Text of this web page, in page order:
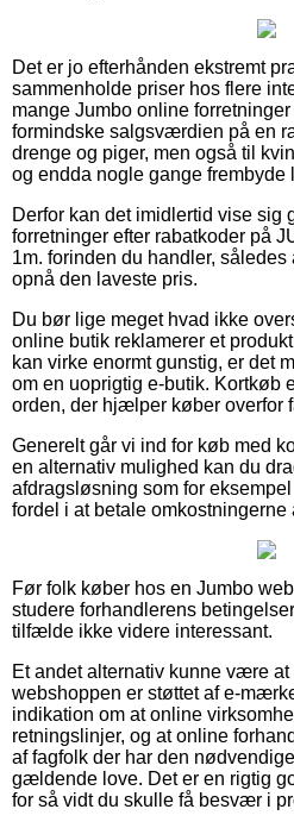
Det er jo efterhånden ekstremt
sammenholde priser hos flere
mange Jumbo online
formindske salgsværdien på en
drenge og piger, men også til
og endda nogle gange frembyde
Derfor kan det imidlertid vise sig
forretninger efter rabatkoder på
1m. forinden du handler,
opnå den laveste pris.
Du bør lige meget hvad ikke
online butik reklamerer et
kan virke enormt gunstig, er det
om en uoprigtig e-butik. Kortkøb
orden, der hjælper køber overfor
Generelt går vi ind for køb med
en alternativ mulighed kan du
afdragsløsning som for
fordel i at betale omkostningerne
Før folk køber hos en Jumbo
studere forhandlerens
tilfælde ikke videre interessant.
Et andet alternativ kunne være
webshoppen er støttet af e-
indikation om at online
retningslinjer, og at online
af fagfolk der har den
gældende love. Det er en rigtig
for så vidt du skulle få besvær i